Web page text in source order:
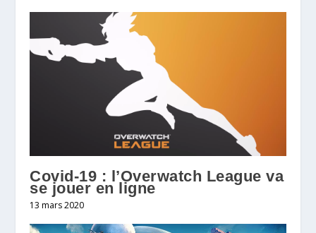
Covid-19 : l’Overwatch League va
se jouer en ligne
13 mars 2020